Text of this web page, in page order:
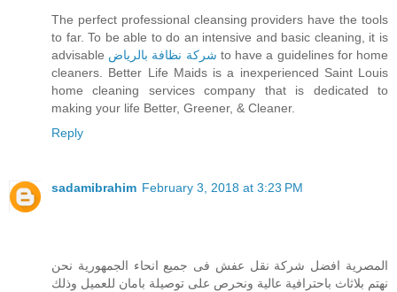
The perfect professional cleansing providers have the tools
to far. To be able to do an intensive and basic cleaning, it is
advisable شركة نظافة بالرياض to have a guidelines for home
cleaners. Better Life Maids is a inexperienced Saint Louis
home cleaning services company that is dedicated to
making your life Better, Greener, & Cleaner.
Reply
sadamibrahim February 3, 2018 at 3:23 PM
المصرية افضل شركة نقل عفش فى جميع انحاء الجمهورية نحن
نهتم بلاثاث باحترافية عالية ونحرص على توصيلة بامان للعميل وذلك